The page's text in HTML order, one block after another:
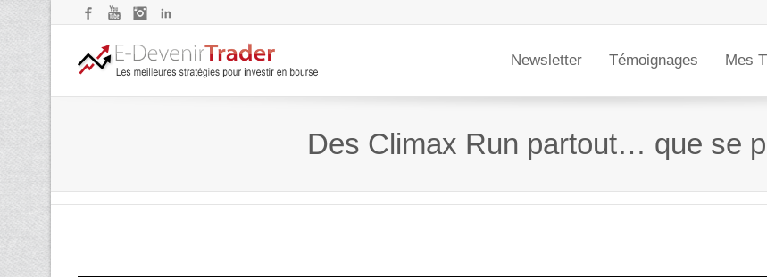
FacebookYouTubeInstagram
Newsletter Témoignages Mes
Des Climax Run partout… que se